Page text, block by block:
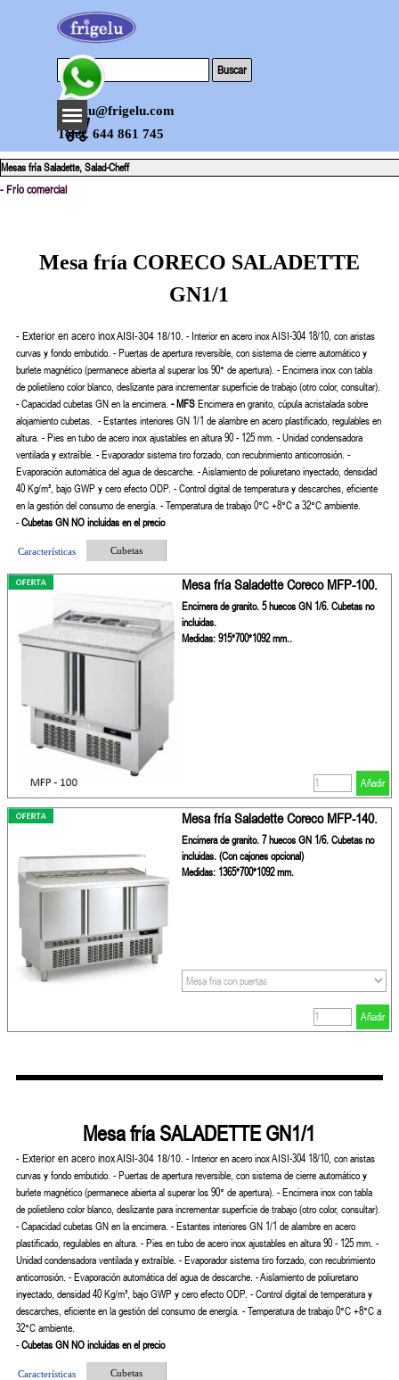
Telef. 644 861 745
frigelu@frigelu.com
Saltar menú
Buscar
Mesas fría Saladette, Salad-Cheff
- Frío comercial
Mesa fría CORECO SALADETTE
GN1/1
- Exterior en acero inox AISI-304 18/10. - Interior en acero inox AISI-304 18/10, con aristas
curvas y fondo embutido. - Puertas de apertura reversible, con sistema de cierre automático y
burlete magnético (permanece abierta al superar los 90° de apertura). - Encimera inox con tabla
de polietileno color blanco, deslizante para incrementar superficie de trabajo (otro color, consultar).
- Capacidad cubetas GN en la encimera. - MFS Encimera en granito, cúpula acristalada sobre
alojamiento cubetas. - Estantes interiores GN 1/1 de alambre en acero plastificado, regulables en
altura. - Pies en tubo de acero inox ajustables en altura 90 - 125 mm. - Unidad condensadora
ventilada y extraíble. - Evaporador sistema tiro forzado, con recubrimiento anticorrosión. -
Evaporación automática del agua de descarche. - Aislamiento de poliuretano inyectado, densidad
40 Kg/m³, bajo GWP y cero efecto ODP. - Control digital de temperatura y descarches, eficiente
en la gestión del consumo de energía. - Temperatura de trabajo 0°C +8°C a 32°C ambiente.
- Cubetas GN NO incluidas en el precio
Características Cubetas
Mesa fría Saladette Coreco MFP-100.
Encimera de granito. 5 huecos GN 1/6. Cubetas no
incluidas.
Medidas: 915*700*1092 mm..
Añadir
Mesa fría Saladette Coreco MFP-140.
Encimera de granito. 7 huecos GN 1/6. Cubetas no
incluidas. (Con cajones opcional)
Medidas: 1365*700*1092 mm.
Añadir
Mesa fría SALADETTE GN1/1
- Exterior en acero inox AISI-304 18/10. - Interior en acero inox AISI-304 18/10, con aristas
curvas y fondo embutido. - Puertas de apertura reversible, con sistema de cierre automático y
burlete magnético (permanece abierta al superar los 90° de apertura). - Encimera inox con tabla
de polietileno color blanco, deslizante para incrementar superficie de trabajo (otro color, consultar).
- Capacidad cubetas GN en la encimera. - Estantes interiores GN 1/1 de alambre en acero
plastificado, regulables en altura. - Pies en tubo de acero inox ajustables en altura 90 - 125 mm. -
Unidad condensadora ventilada y extraíble. - Evaporador sistema tiro forzado, con recubrimiento
anticorrosión. - Evaporación automática del agua de descarche. - Aislamiento de poliuretano
inyectado, densidad 40 Kg/m³, bajo GWP y cero efecto ODP. - Control digital de temperatura y
descarches, eficiente en la gestión del consumo de energía. - Temperatura de trabajo 0°C +8°C a
32°C ambiente.
- Cubetas GN NO incluidas en el precio
Características Cubetas